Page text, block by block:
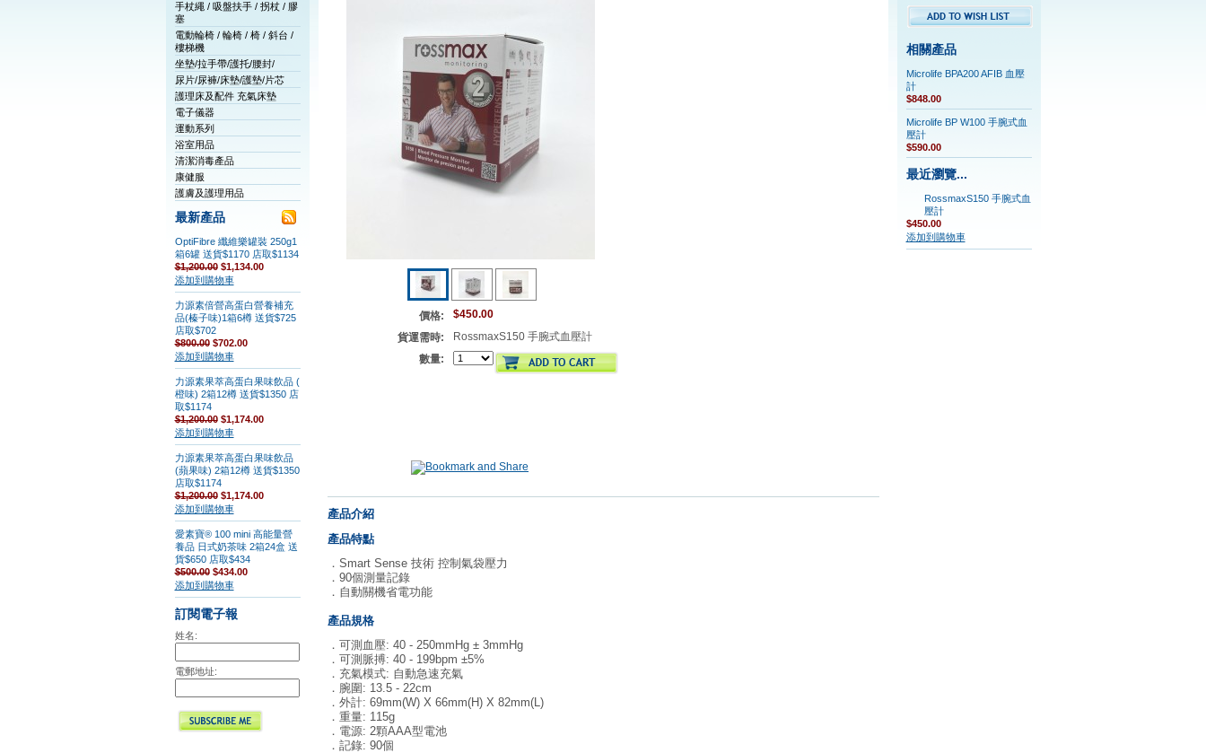
手杖繩 / 吸盤扶手 / 拐杖 / 膠
塞
電動輪椅 / 輪椅 / 椅 / 斜台 /
樓梯機
坐墊/拉手帶/護托/腰封/
尿片/尿褲/床墊/護墊/片芯
護理床及配件 充氣床墊
電子儀器
運動系列
浴室用品
清潔消毒產品
康健服
護膚及護理用品
最新產品
OptiFibre 纖維樂罐裝 250g1
箱6罐 送貨$1170 店取$1134
$1,200.00$1,134.00
添加到購物車
力源素倍營高蛋白營養補充
品(榛子味)1箱6樽 送貨$725
店取$702
$800.00$702.00
添加到購物車
力源素果萃高蛋白果味飲品 (
橙味) 2箱12樽 送貨$1350 店
取$1174
$1,200.00$1,174.00
添加到購物車
力源素果萃高蛋白果味飲品
(蘋果味) 2箱12樽 送貨$1350
店取$1174
$1,200.00$1,174.00
添加到購物車
愛素寶® 100 mini 高能量營
養品 日式奶茶味 2箱24盒 送
貨$650 店取$434
$500.00$434.00
添加到購物車
訂閱電子報
姓名:
電郵地址:
價格:
$450.00
貨運需時:
RossmaxS150 手腕式血壓計
數量:
產品介紹
產品特點
．Smart Sense 技術 控制氣袋壓力
．90個測量記錄
．自動關機省電功能
產品規格
．可測血壓: 40 - 250mmHg ± 3mmHg
．可測脈搏: 40 - 199bpm ±5%
．充氣模式: 自動急速充氣
．腕圍: 13.5 - 22cm
．外計: 69mm(W) X 66mm(H) X 82mm(L)
．重量: 115g
．電源: 2顆AAA型電池
．記錄: 90個
相關產品
Microlife BPA200 AFIB 血壓
計
$848.00
Microlife BP W100 手腕式血
壓計
$590.00
最近瀏覽...
RossmaxS150 手腕式血
壓計
$450.00
添加到購物車